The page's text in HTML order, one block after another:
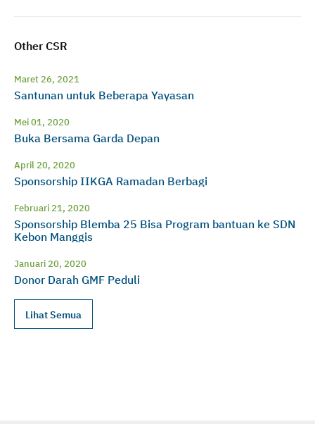
Other CSR
Maret 26, 2021
Santunan untuk Beberapa Yayasan
Mei 01, 2020
Buka Bersama Garda Depan
April 20, 2020
Sponsorship IIKGA Ramadan Berbagi
Februari 21, 2020
Sponsorship Blemba 25 Bisa Program bantuan ke SDN
Kebon Manggis
Januari 20, 2020
Donor Darah GMF Peduli
Lihat Semua